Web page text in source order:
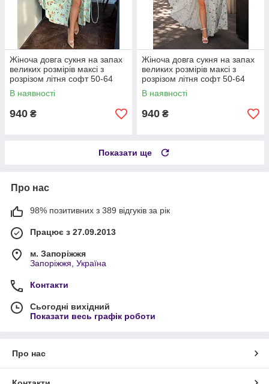
Жіноча довга сукня на запах
великих розмірів максі з
розрізом літня софт 50-64
В наявності
940 ₴
Жіноча довга сукня на запах
великих розмірів максі з
розрізом літня софт 50-64
В наявності
940 ₴
Показати ще
Про нас
98% позитивних з 389 відгуків за рік
Працює з 27.09.2013
м. Запоріжжя
Запоріжжя, Україна
Контакти
Сьогодні вихідний
Показати весь графік роботи
Про нас